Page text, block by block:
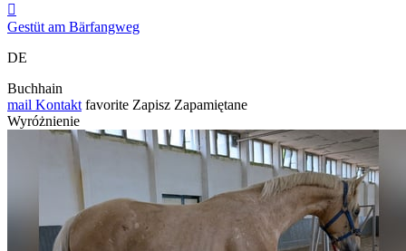

Gestüt am Bärfangweg
DE
Buchhain
mail Kontakt favorite Zapisz Zapamiętane
Wyróżnienie